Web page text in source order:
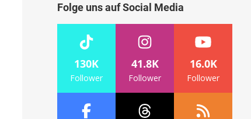
Folge uns auf Social Media
130K
Follower
41.8K
Follower
16.0K
Follower